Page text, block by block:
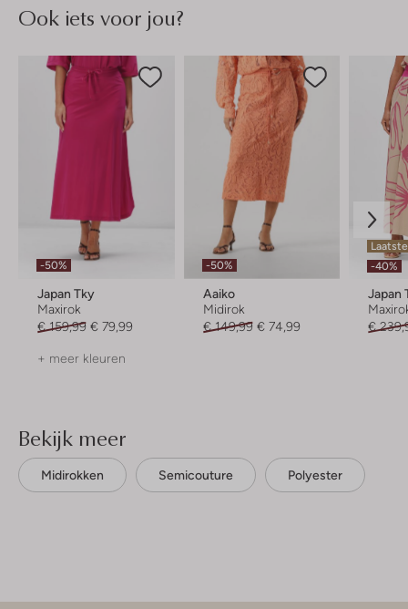
Ook iets voor jou?
-50%
Japan Tky
Maxirok
€ 159,99 € 79,99
+ meer kleuren
-50%
Aaiko
Midirok
€ 149,99 € 74,99
-40%
Japan
€
Bekijk meer
Midirokken Semicouture Polyester